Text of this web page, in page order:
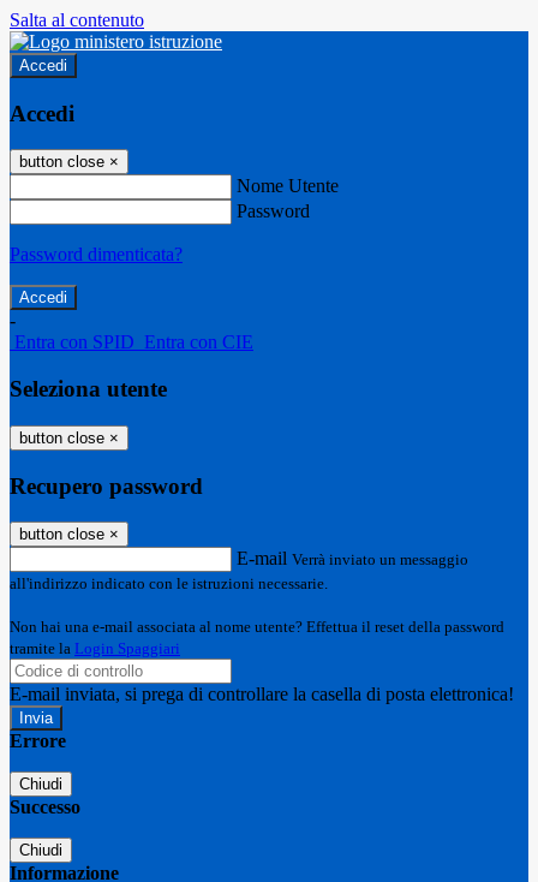
Salta al contenuto
Accedi
Accedi
button close ×
Nome Utente
Password
Password dimenticata?
-
Entra con SPID Entra con CIE
Seleziona utente
button close ×
Recupero password
button close ×
E-mail Verrà inviato un messaggio
all'indirizzo indicato con le istruzioni necessarie.
Non hai una e-mail associata al nome utente? Effettua il reset della password
tramite la Login Spaggiari
E-mail inviata, si prega di controllare la casella di posta elettronica!
Errore
Chiudi
Successo
Chiudi
Informazione